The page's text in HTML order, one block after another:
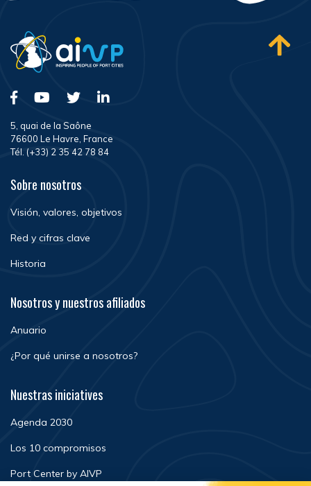
5, quai de la Saône
76600 Le Havre, France
Tél. (+33) 2 35 42 78 84
Sobre nosotros
Visión, valores, objetivos
Red y cifras clave
Historia
Nosotros y nuestros afiliados
Anuario
¿Por qué unirse a nosotros?
Nuestras iniciatives
Agenda 2030
Los 10 compromisos
Port Center by AIVP